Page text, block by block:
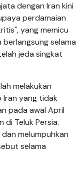
dengan Iran kini
perdamaian
yang memicu
selama
jeda singkat
melakukan
Iran yang tidak
pada awal April
di Teluk Persia.
melumpuhkan
selama